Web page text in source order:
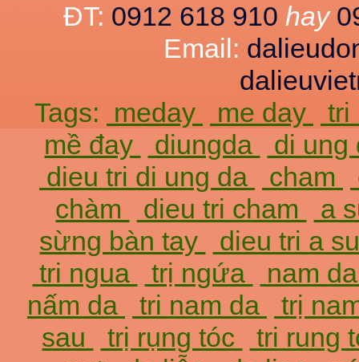
ĐT: 0912 618 910 hay
Email:
Tags: meday me day
tri
mề đay
diungda
di
dieu tri di ung da
cham
chàm
dieu tri cham
a
sừng bàn tay
dieu tri a
tri ngua
trị ngứa
nam
nấm da
tri nam da
trị
sau
trị rụng tóc
tri rung